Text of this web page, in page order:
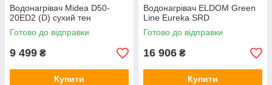
Водонагрівач Midea D50-
20ED2 (D) сухий тен
Готово до відправки
9 499 ₴
Купити
Водонагрівач ELDOM Green
Line Eureka SRD
Готово до відправки
16 906 ₴
Купити